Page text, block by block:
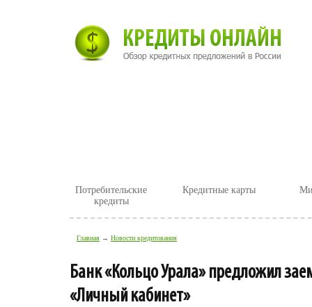
Потребительские
кредиты
Кредитные карты
Главная → Новости кредитования
Банк «Кольцо Урала» предложил
«Личный кабинет»